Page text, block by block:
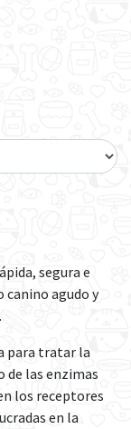
segura e
agudo y
para tratar la
de las enzimas
los receptores
en la